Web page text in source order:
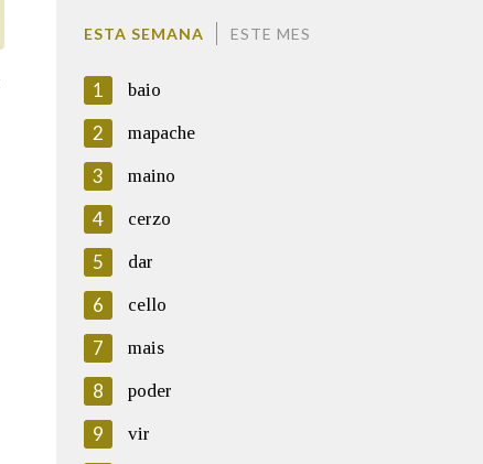
ESTA SEMANA ESTE MES
1 baio
2 mapache
3 maino
4 cerzo
5 dar
6 cello
7 mais
8 poder
9 vir